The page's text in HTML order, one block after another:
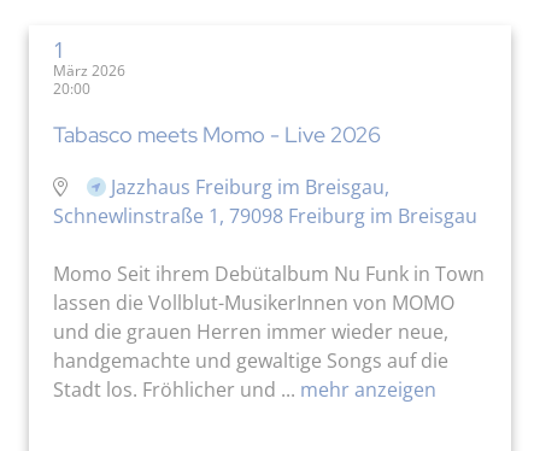
1
März 2026
20:00
Tabasco meets Momo - Live 2026
Jazzhaus Freiburg im Breisgau,
Schnewlinstraße 1, 79098 Freiburg im Breisgau
Momo Seit ihrem Debütalbum Nu Funk in Town
lassen die Vollblut-MusikerInnen von MOMO
und die grauen Herren immer wieder neue,
handgemachte und gewaltige Songs auf die
Stadt los. Fröhlicher und ... mehr anzeigen